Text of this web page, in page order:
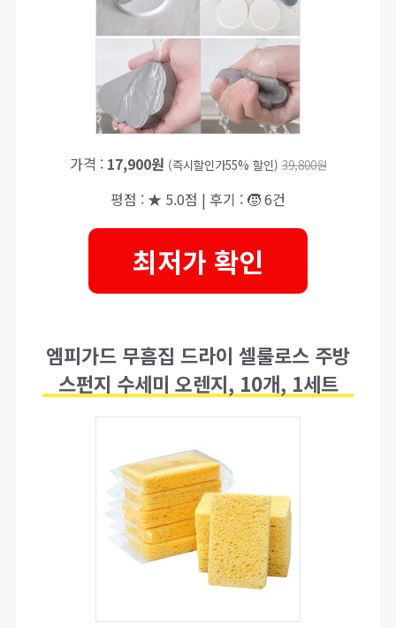
가격 : 17,900원 (즉시할인가55% 할인) 39,800원
평점 : ★ 5.0점 | 후기 : 🧒 6건
최저가 확인
엠피가드 무흠집 드라이 셀룰로스 주방
스펀지 수세미 오렌지, 10개, 1세트